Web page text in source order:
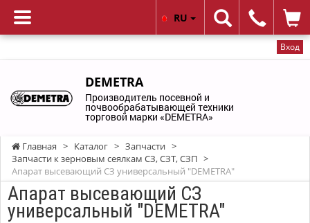
Вход
RU
DEMETRA
Производитель посевной и
почвообрабатывающей техники
торговой марки «DEMETRA»
Главная > Каталог > Запчасти >
Запчасти к зерновым сеялкам СЗ, СЗТ, СЗП >
Апарат высевающий СЗ универсальный "DEMETRA"
Апарат высевающий СЗ
универсальный "DEMETRA"